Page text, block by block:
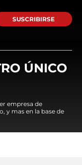
SUSCRIBIRSE
ÚNICO
empresa de
y mas en la base de